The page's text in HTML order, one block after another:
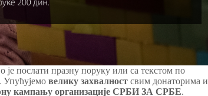
је послати празну поруку или са текстом по
Упућујемо велику захвалност свим донаторима и
кампању организације СРБИ ЗА СРБЕ.